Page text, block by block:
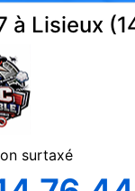
à Lisieux
surtaxé